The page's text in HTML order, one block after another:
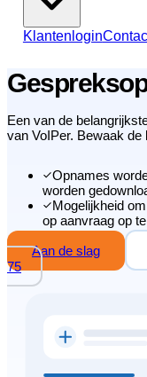
Klantenlogin
Een van de
van VoIPer. Bewaak
Opnames
worden
Mogelijkheid
op aanvraag op
Aan de slag
75